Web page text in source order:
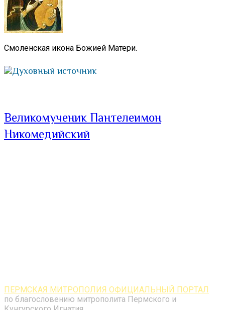
Смоленская икона Божией Матери.
Духовный источник
Великомученик Пантелеимон
Никомедийский
ПЕРМСКАЯ МИТРОПОЛИЯ ОФИЦИАЛЬНЫЙ ПОРТАЛ
по благословению митрополита Пермского и